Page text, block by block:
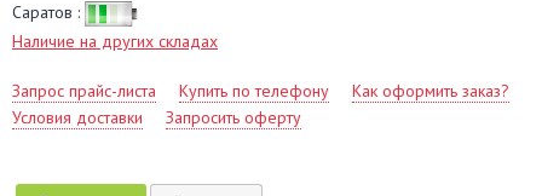
Саратов :
Наличие на других складах
Запрос прайс-листа Купить по телефону
Как оформить заказ?
Условия доставки
Запросить оферту